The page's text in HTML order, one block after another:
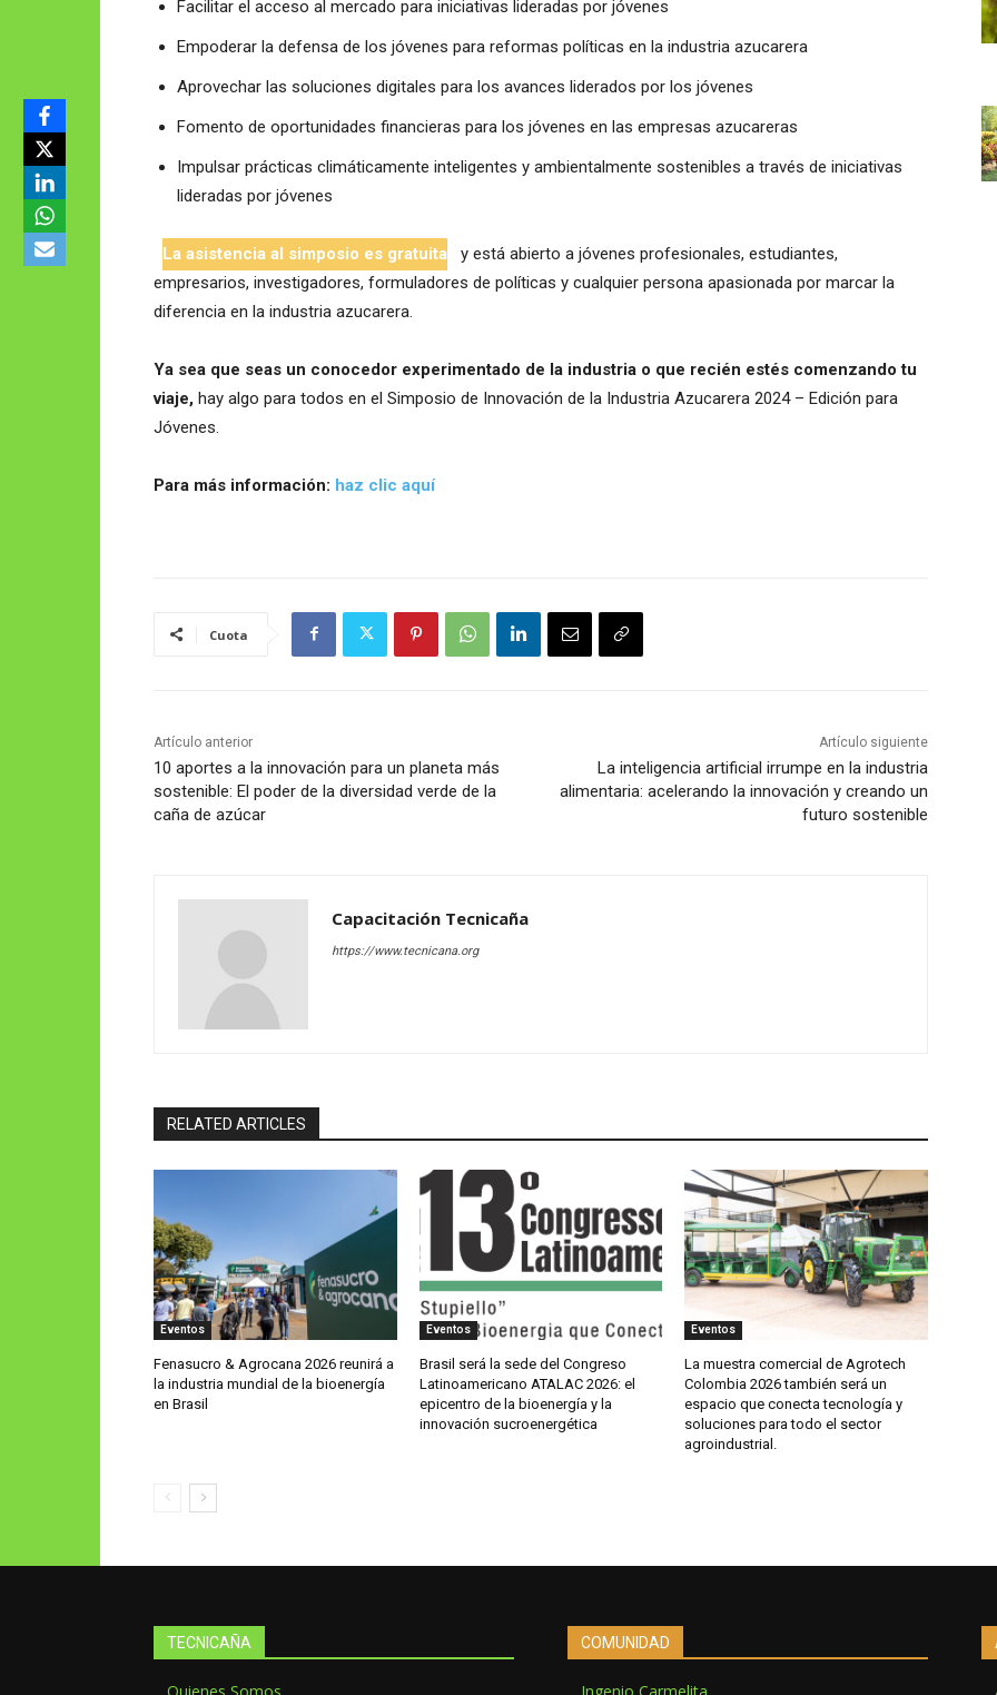
Facilitar el acceso al mercado para iniciativas lideradas por jóvenes
Empoderar la defensa de los jóvenes para reformas políticas en la industria azucarera
Aprovechar las soluciones digitales para los avances liderados por los jóvenes
Fomento de oportunidades financieras para los jóvenes en las empresas azucareras
Impulsar prácticas climáticamente inteligentes y ambientalmente sostenibles a través de iniciativas
lideradas por jóvenes
La asistencia al simposio es gratuita
y está abierto a jóvenes profesionales, estudiantes,
empresarios, investigadores, formuladores de políticas y cualquier persona apasionada por marcar la
diferencia en la industria azucarera.
Ya sea que seas un conocedor experimentado de la industria o que recién estés comenzando tu
viaje, hay algo para todos en el Simposio de Innovación de la Industria Azucarera 2024 – Edición para
Jóvenes.
Para más información: haz clic aquí
Cuota
Artículo anterior
10 aportes a la innovación para un planeta más
sostenible: El poder de la diversidad verde de la
caña de azúcar
Artículo siguiente
La inteligencia artificial irrumpe en la industria
alimentaria: acelerando la innovación y creando un
futuro sostenible
Capacitación Tecnicaña
https://www.tecnicana.org
RELATED ARTICLES
Eventos
Fenasucro & Agrocana 2026 reunirá a
la industria mundial de la bioenergía
en Brasil
Eventos
Brasil será la sede del Congreso
Latinoamericano ATALAC 2026: el
epicentro de la bioenergía y la
innovación sucroenergética
Eventos
La muestra comercial de Agrotech
Colombia 2026 también será un
espacio que conecta tecnología y
soluciones para todo el sector
agroindustrial.
TECNICAÑA COMUNIDAD